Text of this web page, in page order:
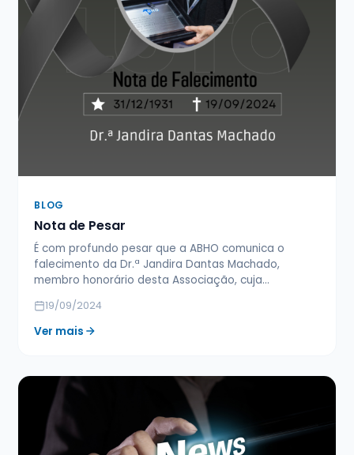
BLOG
Nota de Pesar
É com profundo pesar que a ABHO comunica o
falecimento da Dr.ª Jandira Dantas Machado,
membro honorário desta Associação, cuja…
19/09/2024
Ver mais